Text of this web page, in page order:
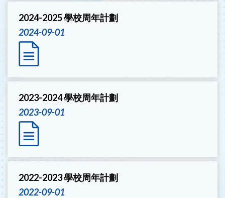
2024-2025 學校周年計劃
2024-09-01
2023-2024 學校周年計劃
2023-09-01
2022-2023 學校周年計劃
2022-09-01